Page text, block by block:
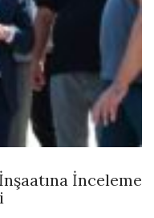
İnceleme